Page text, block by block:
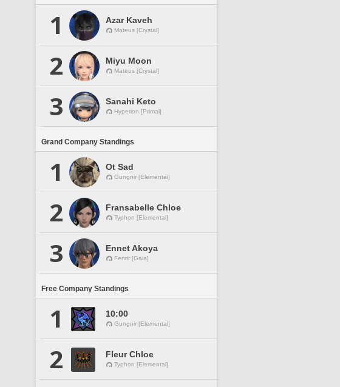
1 Azar Kaveh
Mateus [Crystal]
2 Miyu Moon
Mateus [Crystal]
3 Sanahi Keto
Hyperion [Primal]
Grand Company Standings
1 Ot Sad
Gungnir [Elemental]
2 Fransabelle Chloe
Typhon [Elemental]
3 Ennet Akoya
Fenrir [Gaia]
Free Company Standings
1 10:00
Gungnir [Elemental]
2 Fleur Chloe
Typhon [Elemental]